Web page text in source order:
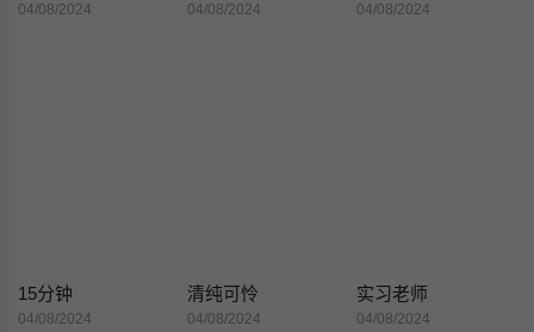
04/08/2024 04/08/2024 04/08/2024
15分钟
04/08/2024
清纯可怜
04/08/2024
实习老师
04/08/2024